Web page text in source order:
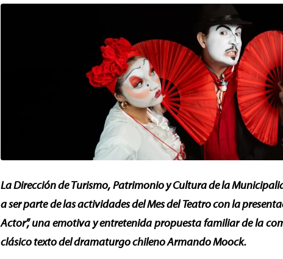
La Dirección de Turismo, Patrimonio y Cultura de la
a ser parte de las actividades del Mes del Teatro con la
Actor”, una emotiva y entretenida propuesta familiar de la
clásico texto del dramaturgo chileno Armando Moock.